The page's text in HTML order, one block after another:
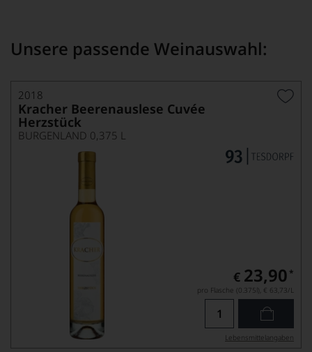
Unsere passende Weinauswahl:
2018
Kracher Beerenauslese Cuvée
Herzstück
BURGENLAND 0,375 L
€ 23,90 *
pro Flasche (0.375l), € 63,73/L
Lebensmittel­angaben